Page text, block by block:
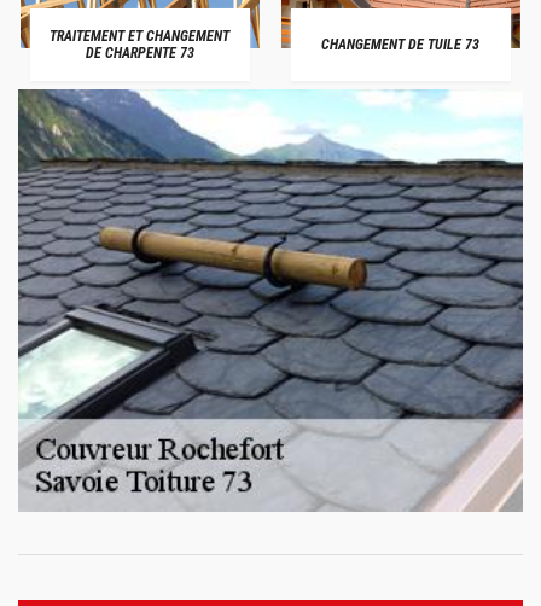
TRAITEMENT ET CHANGEMENT
DE CHARPENTE 73
CHANGEMENT DE TUILE 73